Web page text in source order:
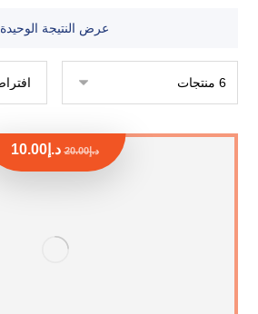
عرض النتيجة الوحيدة
د.إ20.00 د.إ10.00